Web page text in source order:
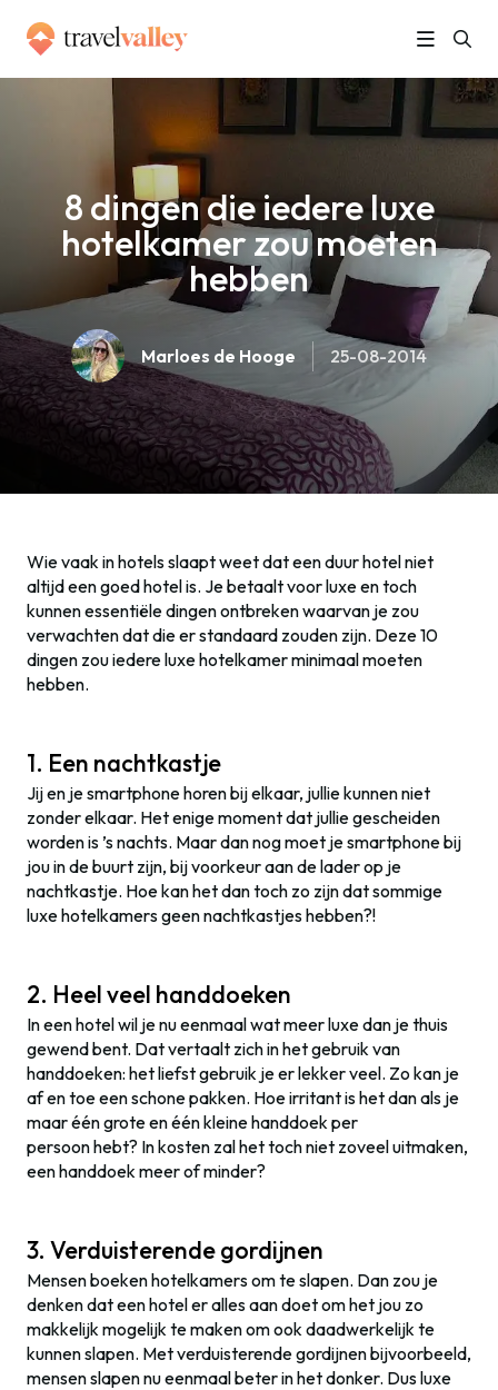
»
8 dingen die iedere luxe
hotelkamer zou moeten
hebben
Marloes de Hooge 25-08-2014
Wie vaak in hotels slaapt weet dat een duur hotel niet
altijd een goed hotel is. Je betaalt voor luxe en toch
kunnen essentiële dingen ontbreken waarvan je zou
verwachten dat die er standaard zouden zijn. Deze 10
dingen zou iedere luxe hotelkamer minimaal moeten
hebben.
1. Een nachtkastje
Jij en je smartphone horen bij elkaar, jullie kunnen niet
zonder elkaar. Het enige moment dat jullie gescheiden
worden is ’s nachts. Maar dan nog moet je smartphone bij
jou in de buurt zijn, bij voorkeur aan de lader op je
nachtkastje. Hoe kan het dan toch zo zijn dat sommige
luxe hotelkamers geen nachtkastjes hebben?!
2. Heel veel handdoeken
In een hotel wil je nu eenmaal wat meer luxe dan je thuis
gewend bent. Dat vertaalt zich in het gebruik van
handdoeken: het liefst gebruik je er lekker veel. Zo kan je
af en toe een schone pakken. Hoe irritant is het dan als je
maar één grote en één kleine handdoek per
persoon hebt? In kosten zal het toch niet zoveel uitmaken,
een handdoek meer of minder?
3. Verduisterende gordijnen
Mensen boeken hotelkamers om te slapen. Dan zou je
denken dat een hotel er alles aan doet om het jou zo
makkelijk mogelijk te maken om ook daadwerkelijk te
kunnen slapen. Met verduisterende gordijnen bijvoorbeeld,
mensen slapen nu eenmaal beter in het donker. Dus luxe